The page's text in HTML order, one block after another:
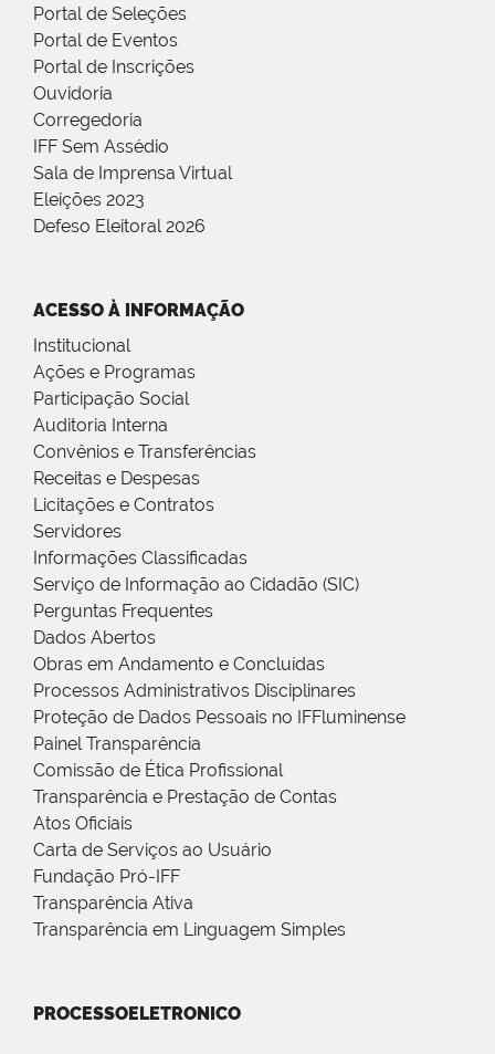
Portal de Seleções
Portal de Eventos
Portal de Inscrições
Ouvidoria
Corregedoria
IFF Sem Assédio
Sala de Imprensa Virtual
Eleições 2023
Defeso Eleitoral 2026
ACESSO À INFORMAÇÃO
Institucional
Ações e Programas
Participação Social
Auditoria Interna
Convênios e Transferências
Receitas e Despesas
Licitações e Contratos
Servidores
Informações Classificadas
Serviço de Informação ao Cidadão (SIC)
Perguntas Frequentes
Dados Abertos
Obras em Andamento e Concluídas
Processos Administrativos Disciplinares
Proteção de Dados Pessoais no IFFluminense
Painel Transparência
Comissão de Ética Profissional
Transparência e Prestação de Contas
Atos Oficiais
Carta de Serviços ao Usuário
Fundação Pró-IFF
Transparência Ativa
Transparência em Linguagem Simples
PROCESSOELETRONICO